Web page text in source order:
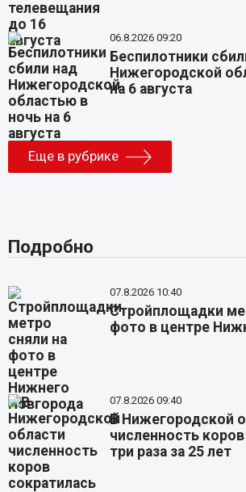
06.8.2026 09:20
Беспилотники
Нижегородской
на 6 августа
Еще в рубрике
Подробно
07.8.2026 10:40
Стройплощадки
фото в центре
07.8.2026 09:40
В Нижегородской
численность
три раза за 25 лет